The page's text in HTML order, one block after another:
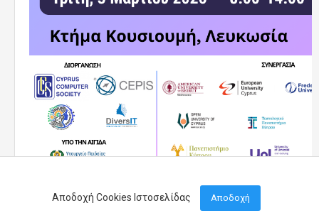
Αποδοχή Cookies Ιστοσελίδας Αποδοχή